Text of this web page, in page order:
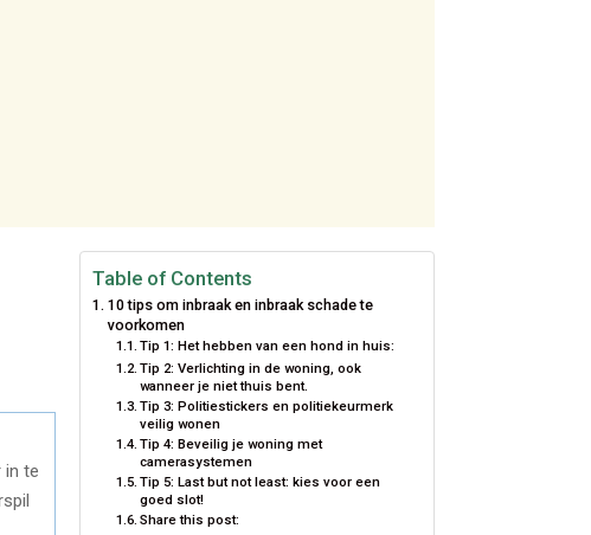
in te
Table of Contents
10 tips om inbraak en inbraak schade te
voorkomen
Tip 1: Het hebben van een hond in huis:
Tip 2: Verlichting in de woning, ook
wanneer je niet thuis bent.
Tip 3: Politiestickers en politiekeurmerk
veilig wonen
Tip 4: Beveilig je woning met
camerasystemen
Tip 5: Last but not least: kies voor een
goed slot!
Share this post: